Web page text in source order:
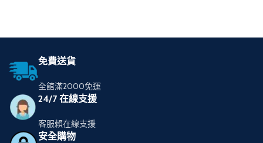
免費送貨
全館滿2000免運
24/7 在線支援
客服賴在線支援
安全購物